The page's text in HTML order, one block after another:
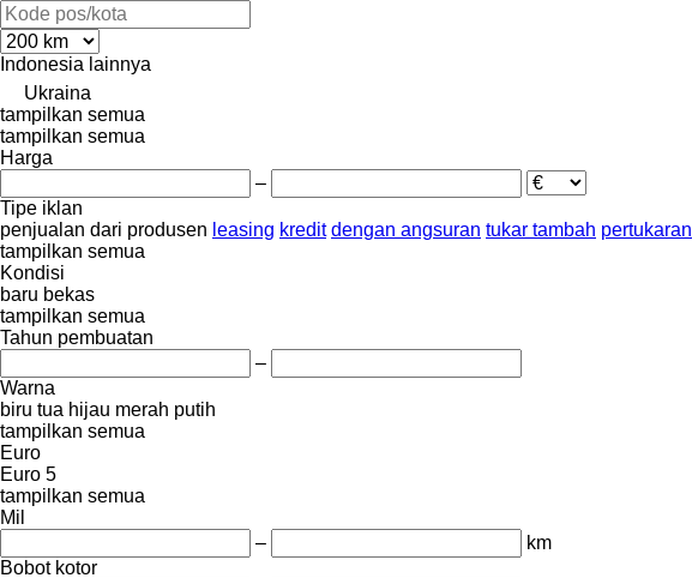
Indonesia lainnya
Ukraina
tampilkan semua
tampilkan semua
Harga
–
Tipe iklan
penjualan dari produsen leasing kredit dengan angsuran tukar tambah pertukaran
tampilkan semua
Kondisi
baru bekas
tampilkan semua
Tahun pembuatan
–
Warna
biru tua hijau merah putih
tampilkan semua
Euro
Euro 5
tampilkan semua
Mil
–
km
Bobot kotor